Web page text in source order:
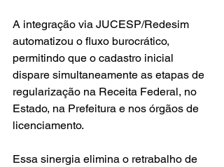
A integração via JUCESP/Redesim
automatizou o fluxo burocrático,
permitindo que o cadastro inicial
dispare simultaneamente as etapas de
regularização na Receita Federal, no
Estado, na Prefeitura e nos órgãos de
licenciamento.
Essa sinergia elimina o retrabalho de